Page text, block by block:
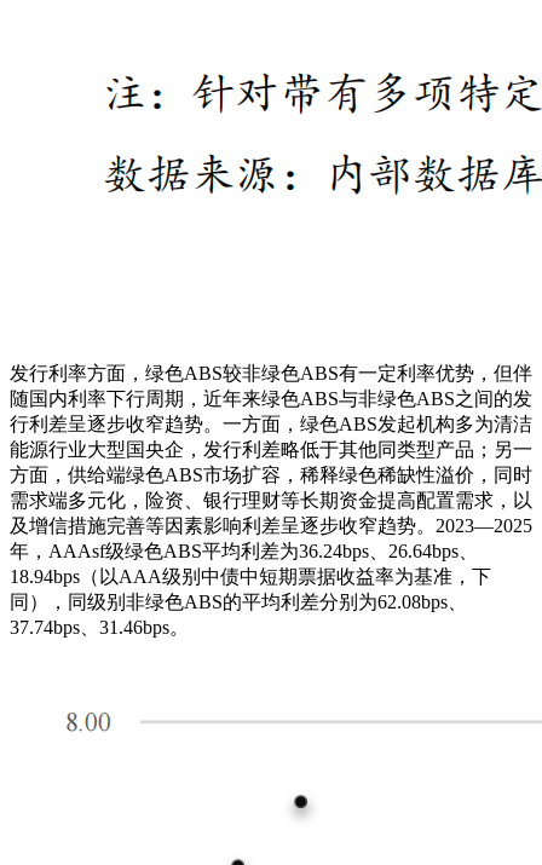
发行利率方面，绿色ABS较非绿色ABS有一定利率优势，但伴
随国内利率下行周期，近年来绿色ABS与非绿色ABS之间的发
行利差呈逐步收窄趋势。一方面，绿色ABS发起机构多为清洁
能源行业大型国央企，发行利差略低于其他同类型产品；另一
方面，供给端绿色ABS市场扩容，稀释绿色稀缺性溢价，同时
需求端多元化，险资、银行理财等长期资金提高配置需求，以
及增信措施完善等因素影响利差呈逐步收窄趋势。2023—2025
年，AAAsf级绿色ABS平均利差为36.24bps、26.64bps、
18.94bps（以AAA级别中债中短期票据收益率为基准，下
同），同级别非绿色ABS的平均利差分别为62.08bps、
37.74bps、31.46bps。